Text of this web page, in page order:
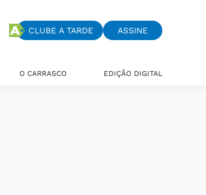
CLUBE A TARDE ASSINE
O CARRASCO EDIÇÃO DIGITAL